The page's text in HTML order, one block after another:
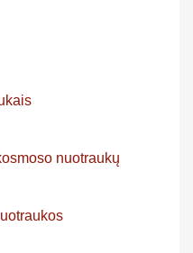
nuotraukų